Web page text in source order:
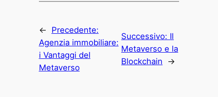
←
Precedente:
Agenzia immobiliare:
i Vantaggi del
Metaverso
Successivo: Il
Metaverso e la
Blockchain
→